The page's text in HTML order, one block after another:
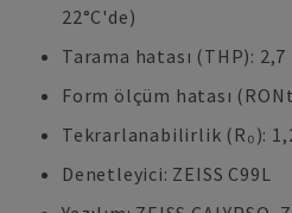
22°C'de)
Tarama hatası (THP): 2,7
Form ölçüm hatası
Tekrarlanabilirlik (R₀):
Denetleyici: ZEISS C99L